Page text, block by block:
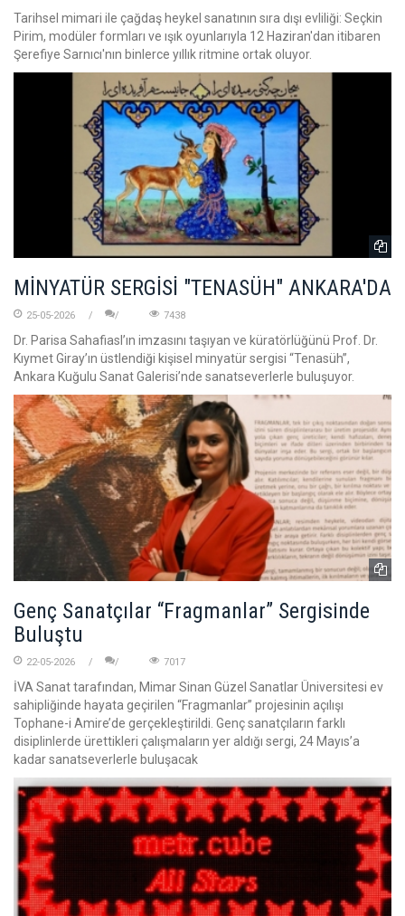
Tarihsel mimari ile çağdaş heykel sanatının sıra dışı evliliği: Seçkin
Pirim, modüler formları ve ışık oyunlarıyla 12 Haziran'dan itibaren
Şerefiye Sarnıcı'nın binlerce yıllık ritmine ortak oluyor.
MİNYATÜR SERGİSİ "TENASÜH" ANKARA'DA
25-05-2026 7438
Dr. Parisa Sahafiasl’ın imzasını taşıyan ve küratörlüğünü Prof. Dr.
Kıymet Giray’ın üstlendiği kişisel minyatür sergisi “Tenasüh”,
Ankara Kuğulu Sanat Galerisi’nde sanatseverlerle buluşuyor.
Genç Sanatçılar “Fragmanlar” Sergisinde
Buluştu
22-05-2026 7017
İVA Sanat tarafından, Mimar Sinan Güzel Sanatlar Üniversitesi ev
sahipliğinde hayata geçirilen “Fragmanlar” projesinin açılışı
Tophane-i Amire’de gerçekleştirildi. Genç sanatçıların farklı
disiplinlerde ürettikleri çalışmaların yer aldığı sergi, 24 Mayıs’a
kadar sanatseverlerle buluşacak